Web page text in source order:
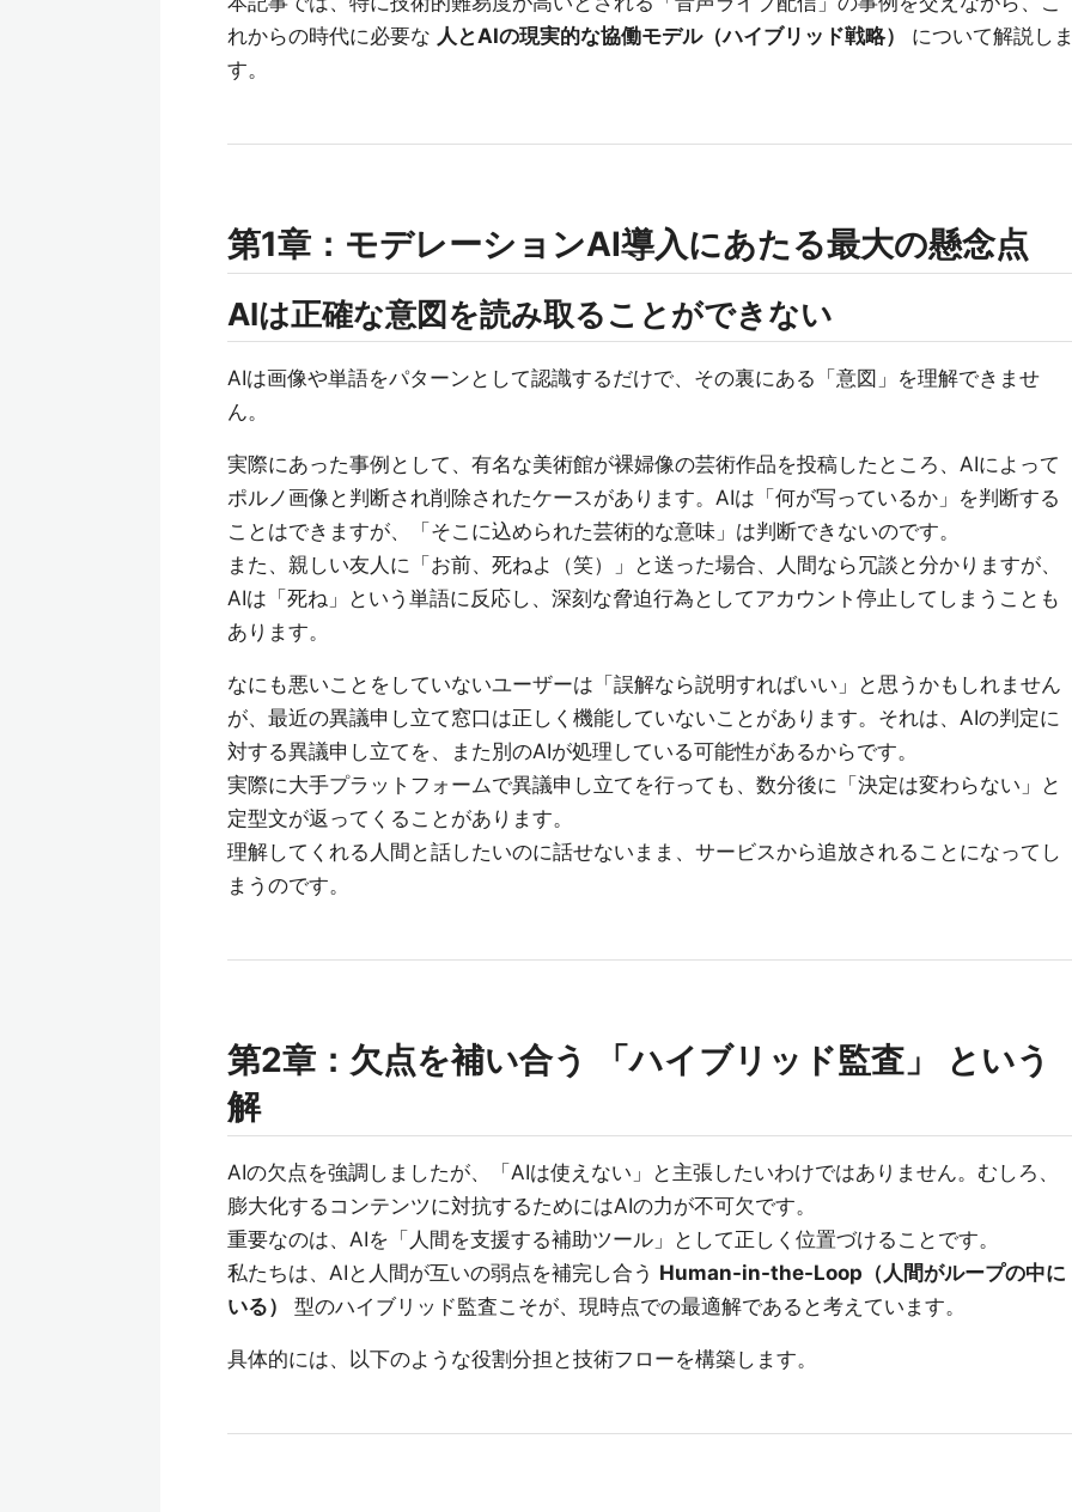
れからの時代に必要な 人とAIの現実的な協働モデル（ハイブリッド戦略）
について解説し
す。
第1章：モデレーションAI導入にあたる最大の懸念点
AIは正確な意図を読み取ることができない
AIは画像や単語をパターンとして認識するだけで、その裏にある「意図」を理解できませ
ん。
実際にあった事例として、有名な美術館が裸婦像の芸術作品を投稿したところ、AIによって
ポルノ画像と判断され削除されたケースがあります。AIは「何が写っているか」を判断する
ことはできますが、「そこに込められた芸術的な意味」は判断できないのです。
また、親しい友人に「お前、死ねよ（笑）」と送った場合、人間なら冗談と分かりますが、
AIは「死ね」という単語に反応し、深刻な脅迫行為としてアカウント停止してしまうことも
あります。
なにも悪いことをしていないユーザーは「誤解なら説明すればいい」と思うかもしれません
が、最近の異議申し立て窓口は正しく機能していないことがあります。それは、AIの判定に
対する異議申し立てを、また別のAIが処理している可能性があるからです。
実際に大手プラットフォームで異議申し立てを行っても、数分後に「決定は変わらない」と
定型文が返ってくることがあります。
理解してくれる人間と話したいのに話せないまま、サービスから追放されることになってし
まうのです。
第2章：欠点を補い合う 「ハイブリッド監査」 という
解
AIの欠点を強調しましたが、「AIは使えない」と主張したいわけではありません。むしろ、
膨大化するコンテンツに対抗するためにはAIの力が不可欠です。
重要なのは、AIを「人間を支援する補助ツール」として正しく位置づけることです。
私たちは、AIと人間が互いの弱点を補完し合う Human-in-the-Loop（人間がループの中に
いる）
型のハイブリッド監査こそが、現時点での最適解であると考えています。
具体的には、以下のような役割分担と技術フローを構築します。